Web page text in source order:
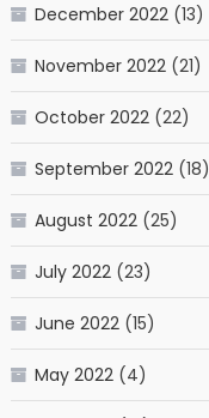
December 2022(13)
November 2022(21)
October 2022(22)
September 2022(18)
August 2022(25)
July 2022(23)
June 2022(15)
May 2022(4)